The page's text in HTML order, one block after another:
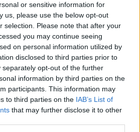
or sensitive information for
us, please use the below opt-out
selection. Please note that after your
you may continue seeing
on personal information utilized by
disclosed to third parties prior to
separately opt-out of the further
information by third parties on the
participants. This information may
to third parties on the IAB’s List of
that may further disclose it to other
Nagyházi Galéria és
Aukciósház
Cím: Müller Márta
Nagyházi Galéria és Aukciósház
Kft.
1055 Budapest, Balaton utca 8.
Telefon: +361 475 6000 +361
4756005